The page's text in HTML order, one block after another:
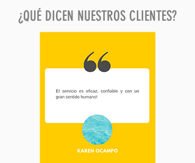
¿QUÉ DICEN NUESTROS CLIENTES?